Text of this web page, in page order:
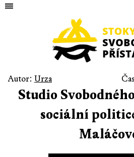
Autor: Urza
Studio
sociální